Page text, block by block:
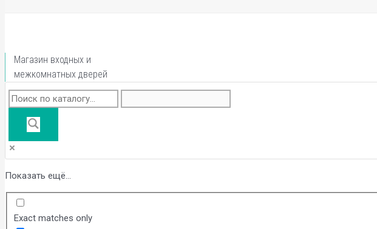
Магазин входных и
межкомнатных дверей
Показать ещё...
Exact matches only